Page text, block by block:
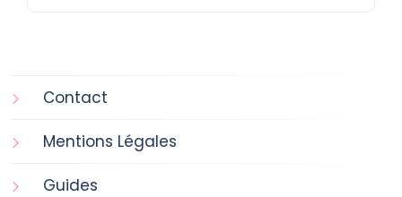
Contact
Mentions Légales
Guides